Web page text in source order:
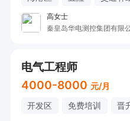
高女士
秦皇岛华电测控集团有限
电气工程师
4000-8000 元/月
开发区 免费培训 晋